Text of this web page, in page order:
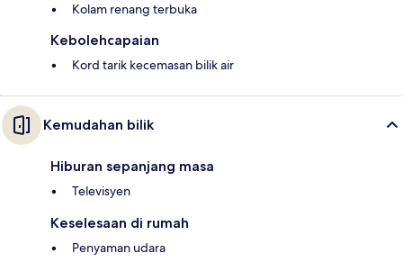
Kolam renang terbuka
Kebolehcapaian
Kord tarik kecemasan bilik air
Kemudahan bilik
Hiburan sepanjang masa
Televisyen
Keselesaan di rumah
Penyaman udara